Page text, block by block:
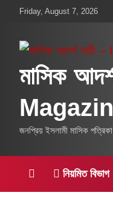
Skip
content
Friday, August 7, 2026
মাসিক
জনপ্রিয় ইসলামী মাসিক
নিয়মিত বিভাগ